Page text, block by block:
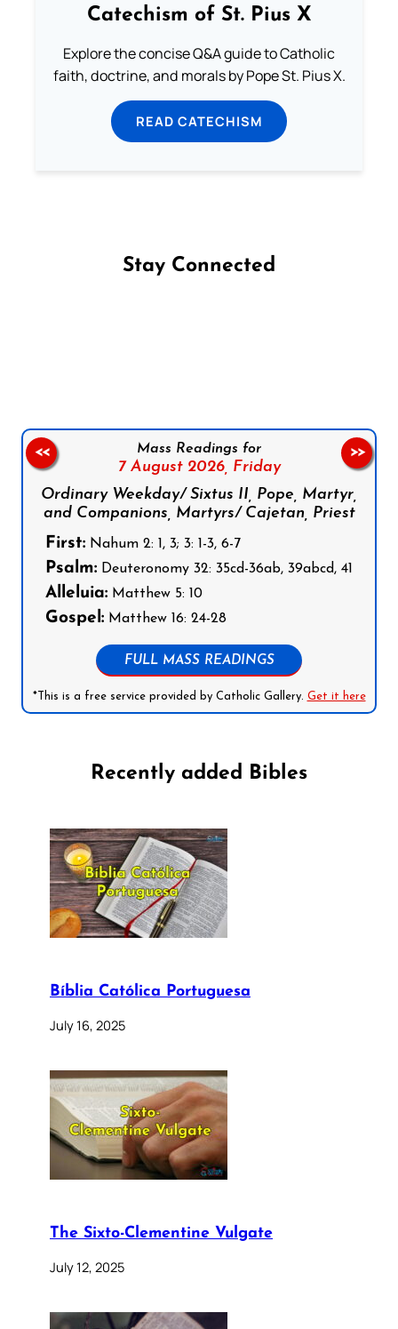
Catechism of St. Pius X
Explore the concise Q&A guide to Catholic
faith, doctrine, and morals by Pope St. Pius X.
READ CATECHISM
Stay Connected
Mass Readings for
7 August 2026, Friday
Ordinary Weekday/ Sixtus II, Pope, Martyr,
and Companions, Martyrs/ Cajetan, Priest
First: Nahum 2: 1, 3; 3: 1-3, 6-7
Psalm: Deuteronomy 32: 35cd-36ab, 39abcd, 41
Alleluia: Matthew 5: 10
Gospel: Matthew 16: 24-28
FULL MASS READINGS
*This is a free service provided by Catholic Gallery. Get it here
<< >>
Recently added Bibles
Bíblia Católica Portuguesa
July 16, 2025
The Sixto-Clementine Vulgate
July 12, 2025